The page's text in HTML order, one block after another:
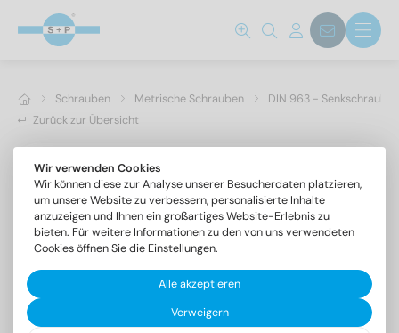
Schrauben Metrische Schrauben
DIN 963 -
Zurück zur Übersicht
Wir verwenden Cookies
Wir können diese zur Analyse unserer Besucherdaten platzieren,
um unsere Website zu verbessern, personalisierte Inhalte
anzuzeigen und Ihnen ein großartiges Website-Erlebnis zu
bieten. Für weitere Informationen zu den von uns verwendeten
Cookies öffnen Sie die Einstellungen.
Alle akzeptieren
Verweigern